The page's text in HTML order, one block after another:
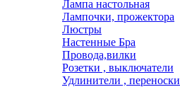
Лампа настольная
Лампочки, прожектора
Люстры
Настенные Бра
Провода,вилки
Розетки , выключатели
Удлинители , переноски